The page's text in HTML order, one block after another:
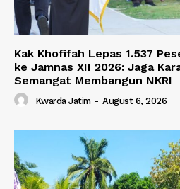
Kak Khofifah Lepas 1.537
ke Jamnas XII 2026: Jaga
Semangat Membangun NKRI
Kwarda Jatim - August 6, 2026